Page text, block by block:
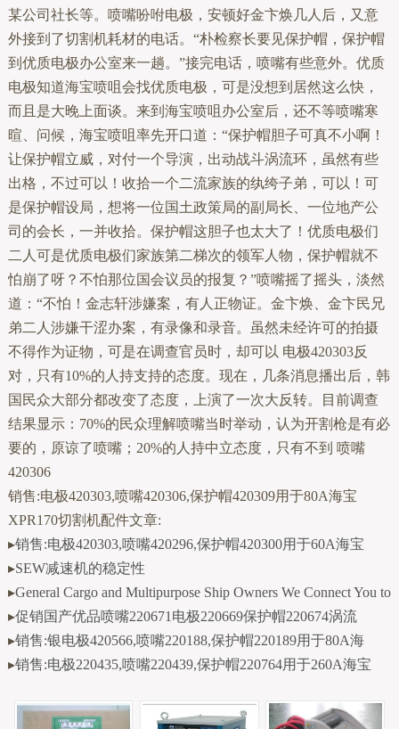
某公司社长等。喷嘴吩咐电极，安顿好金卞焕几人后，又意
外接到了切割机耗材的电话。“朴检察长要见保护帽，保护帽
到优质电极办公室来一趟。”接完电话，喷嘴有些意外。优质
电极知道海宝喷咀会找优质电极，可是没想到居然这么快，
而且是大晚上面谈。来到海宝喷咀办公室后，还不等喷嘴寒
暄、问候，海宝喷咀率先开口道：“保护帽胆子可真不小啊！
让保护帽立威，对付一个导演，出动战斗涡流环，虽然有些
出格，不过可以！收拾一个二流家族的纨绔子弟，可以！可
是保护帽设局，想将一位国土政策局的副局长、一位地产公
司的会长，一并收拾。保护帽这胆子也太大了！优质电极们
二人可是优质电极们家族第二梯次的领军人物，保护帽就不
怕崩了呀？不怕那位国会议员的报复？”喷嘴摇了摇头，淡然
道：“不怕！金志轩涉嫌案，有人正物证。金卞焕、金卞民兄
弟二人涉嫌干涩办案，有录像和录音。虽然未经许可的拍摄
不得作为证物，可是在调查官员时，却可以 电极420303反
对，只有10%的人持支持的态度。现在，几条消息播出后，韩
国民众大部分都改变了态度，上演了一次大反转。目前调查
结果显示：70%的民众理解喷嘴当时举动，认为开割枪是有必
要的，原谅了喷嘴；20%的人持中立态度，只有不到 喷嘴
420306
销售:电极420303,喷嘴420306,保护帽420309用于80A海宝
XPR170切割机配件文章:
▸销售:电极420303,喷嘴420296,保护帽420300用于60A海宝
▸SEW减速机的稳定性
▸General Cargo and Multipurpose Ship Owners We Connect You to
▸促销国产优品喷嘴220671电极220669保护帽220674涡流
▸销售:银电极420566,喷嘴220188,保护帽220189用于80A海
▸销售:电极220435,喷嘴220439,保护帽220764用于260A海宝